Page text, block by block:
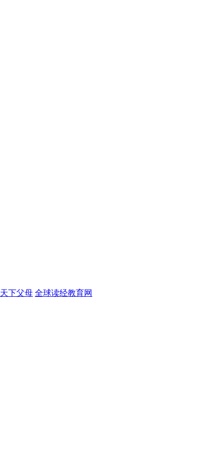
天下父母 全球读经教育网